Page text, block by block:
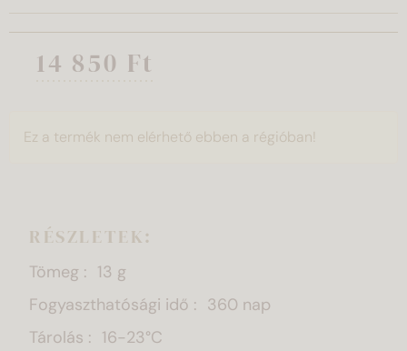
14 850 Ft
Ez a termék nem elérhető ebben a régióban!
RÉSZLETEK:
Tömeg
13 g
Fogyaszthatósági idő
360 nap
Tárolás
16-23°C